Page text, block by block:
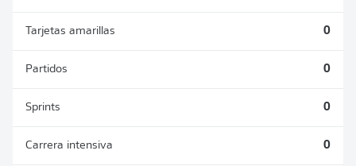
Tarjetas amarillas 0
Partidos 0
Sprints 0
Carrera intensiva 0